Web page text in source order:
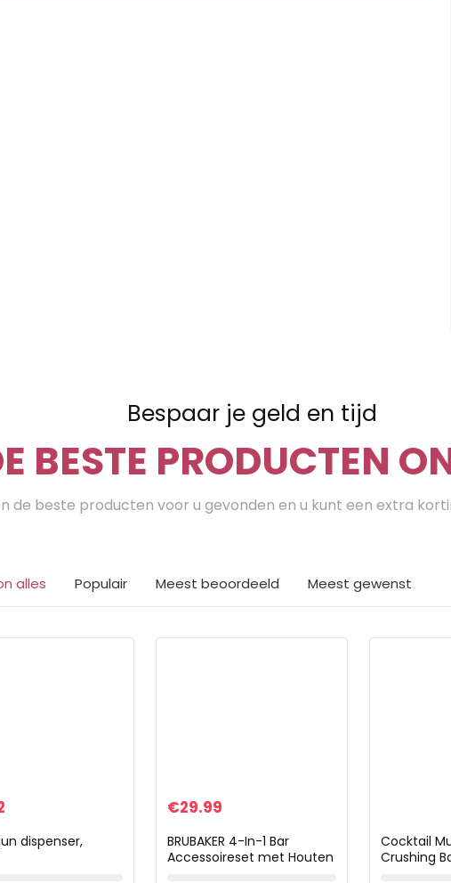
Bespaar je geld en tijd
BESTE PRODUCTEN
de beste producten voor u gevonden en u kunt een extra
alles Populair Meest beoordeeld Meest gewenst
dispenser,
€29.99
BRUBAKER 4-In-1 Bar
Accessoireset met Houten
Cocktail
Crushing